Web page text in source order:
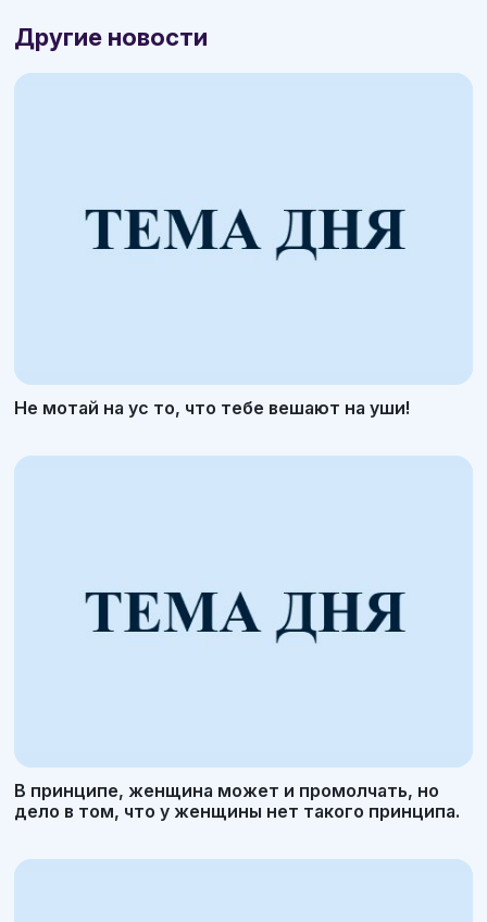
Другие новости
Не мотай на ус то, что тебе вешают на уши!
В принципе, женщина может и промолчать, но
дело в том, что у женщины нет такого принципа.